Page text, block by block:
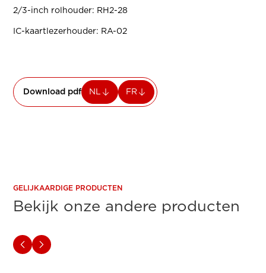
2/3-inch rolhouder: RH2-28
IC-kaartlezerhouder: RA-02
Download pdf NL FR
GELIJKAARDIGE PRODUCTEN
Bekijk onze andere producten